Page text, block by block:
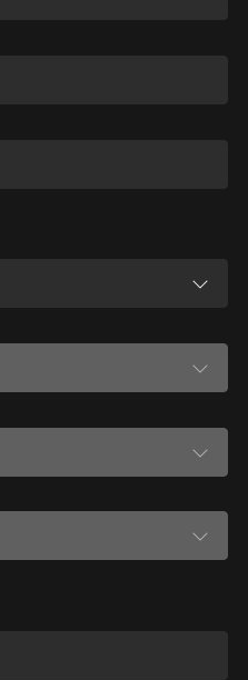
vous devez vérifier
véhicule directement